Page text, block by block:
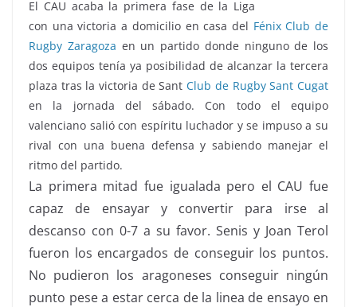
El CAU acaba la primera fase de la Liga
con una victoria a domicilio en casa del Fénix Club de
Rugby Zaragoza en un partido donde ninguno de los
dos equipos tenía ya posibilidad de alcanzar la tercera
plaza tras la victoria de SantClub de Rugby Sant Cugat
en la jornada del sábado. Con todo el equipo
valenciano salió con espíritu luchador y se impuso a su
rival con una buena defensa y sabiendo manejar el
ritmo del partido.
La primera mitad fue igualada pero el CAU fue
capaz de ensayar y convertir para irse al
descanso con 0-7 a su favor. Senis y Joan Terol
fueron los encargados de conseguir los puntos.
No pudieron los aragoneses conseguir ningún
punto pese a estar cerca de la linea de ensayo en